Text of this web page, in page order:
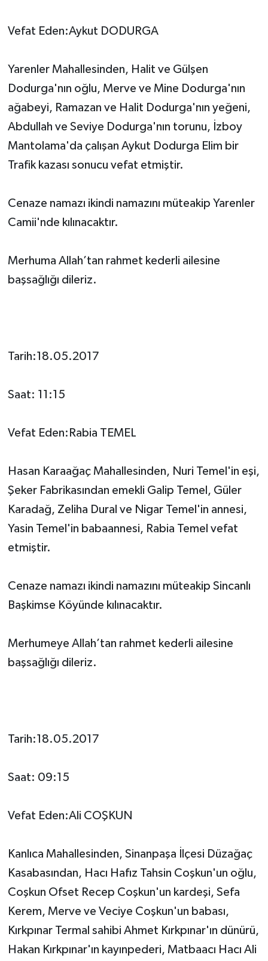
Vefat Eden:Aykut DODURGA
Yarenler Mahallesinden, Halit ve Gülşen
Dodurga'nın oğlu, Merve ve Mine Dodurga'nın
ağabeyi, Ramazan ve Halit Dodurga'nın yeğeni,
Abdullah ve Seviye Dodurga'nın torunu, İzboy
Mantolama'da çalışan Aykut Dodurga Elim bir
Trafik kazası sonucu vefat etmiştir.
Cenaze namazı ikindi namazını müteakip Yarenler
Camii'nde kılınacaktır.
Merhuma Allah’tan rahmet kederli ailesine
başsağlığı dileriz.
Tarih:18.05.2017
Saat: 11:15
Vefat Eden:Rabia TEMEL
Hasan Karaağaç Mahallesinden, Nuri Temel'in eşi,
Şeker Fabrikasından emekli Galip Temel, Güler
Karadağ, Zeliha Dural ve Nigar Temel'in annesi,
Yasin Temel'in babaannesi, Rabia Temel vefat
etmiştir.
Cenaze namazı ikindi namazını müteakip Sincanlı
Başkimse Köyünde kılınacaktır.
Merhumeye Allah’tan rahmet kederli ailesine
başsağlığı dileriz.
Tarih:18.05.2017
Saat: 09:15
Vefat Eden:Ali COŞKUN
Kanlıca Mahallesinden, Sinanpaşa İlçesi Düzağaç
Kasabasından, Hacı Hafız Tahsin Coşkun'un oğlu,
Coşkun Ofset Recep Coşkun'un kardeşi, Sefa
Kerem, Merve ve Veciye Coşkun'un babası,
Kırkpınar Termal sahibi Ahmet Kırkpınar'ın dünürü,
Hakan Kırkpınar'ın kayınpederi, Matbaacı Hacı Ali